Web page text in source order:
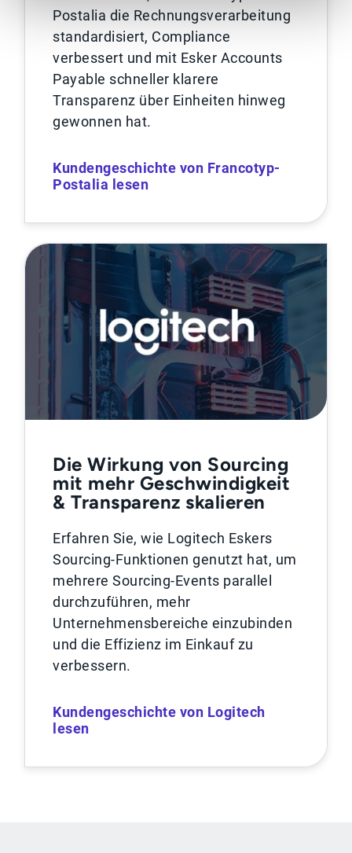
Postalia die Rechnungsverarbeitung
standardisiert, Compliance
verbessert und mit Esker Accounts
Payable schneller klarere
Transparenz über Einheiten hinweg
gewonnen hat.
Kundengeschichte von Francotyp-
Postalia lesen
Die Wirkung von Sourcing
mit mehr Geschwindigkeit
& Transparenz skalieren
Erfahren Sie, wie Logitech Eskers
Sourcing-Funktionen genutzt hat, um
mehrere Sourcing-Events parallel
durchzuführen, mehr
Unternehmensbereiche einzubinden
und die Effizienz im Einkauf zu
verbessern.
Kundengeschichte von Logitech
lesen